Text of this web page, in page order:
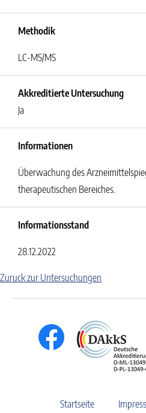
Methodik
LC-MS/MS
Akkreditierte Untersuchung
Ja
Informationen
Überwachung des
therapeutischen Bereiches.
Informationsstand
28.12.2022
Zuruck zur Untersuchungen
Startseite